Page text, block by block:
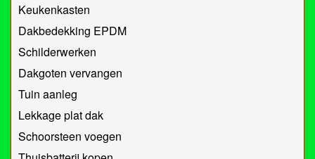
Keukenkasten
Dakbedekking EPDM
Schilderwerken
Dakgoten vervangen
Tuin aanleg
Lekkage plat dak
Schoorsteen voegen